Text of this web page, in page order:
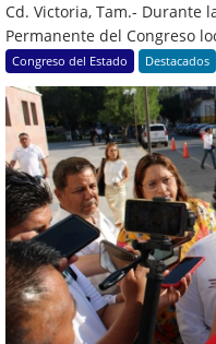
Cd. Victoria, Tam.- Durante
Permanente del Congreso
Congreso del Estado Destacados